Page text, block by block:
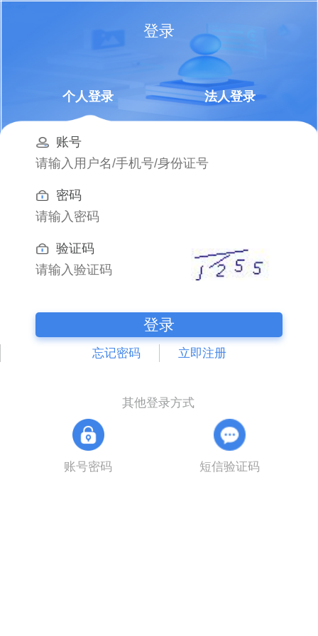
登录
个人登录 法人登录
账号
密码
验证码
登录
忘记密码 立即注册
其他登录方式
账号密码 短信验证码